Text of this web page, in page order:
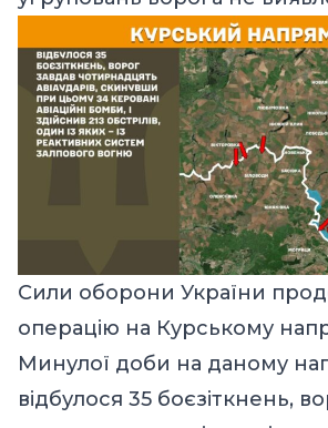
Сили оборони України
операцію на Курському
Минулої доби на даному
відбулося 35 боєзіткнень,